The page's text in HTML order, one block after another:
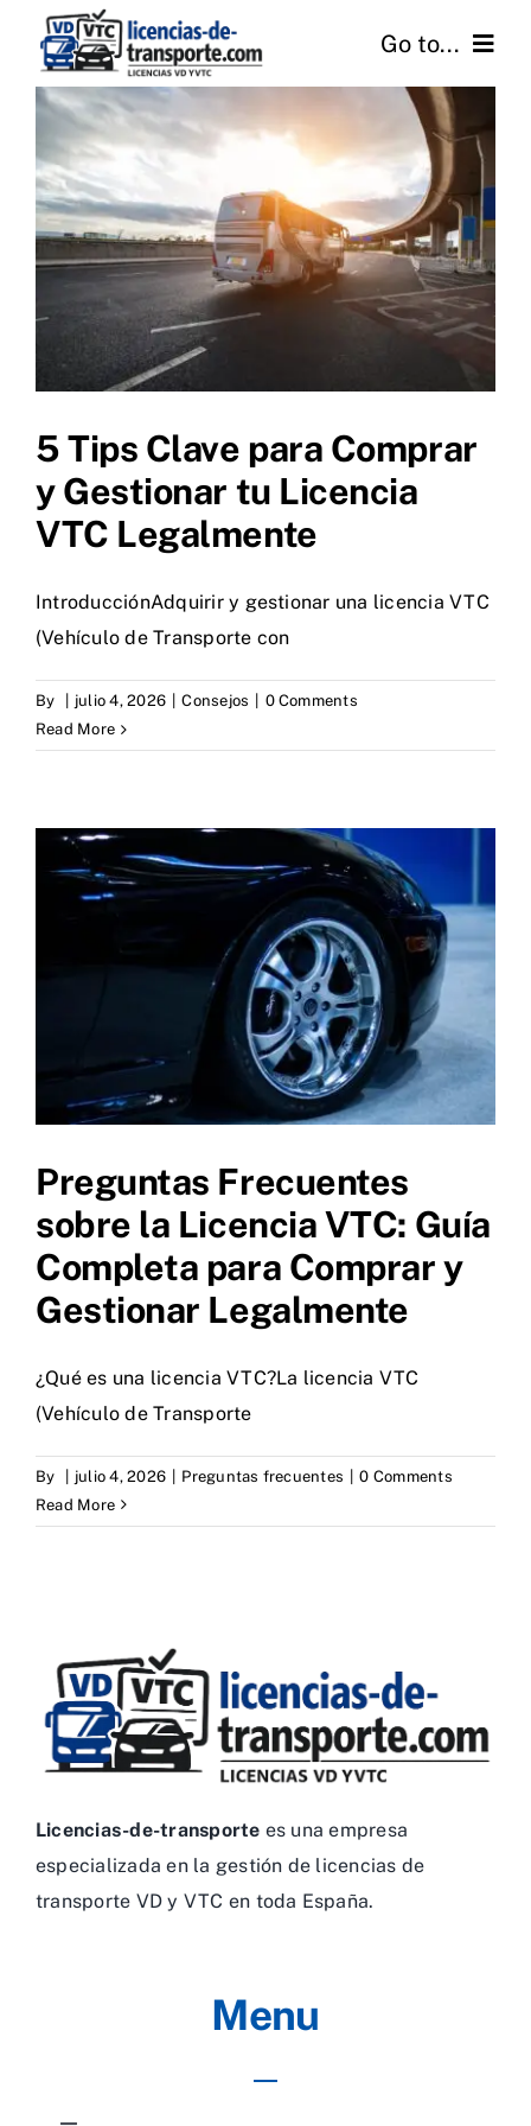
content
Go to...
Inicio
Quiénes Somos
Licencias
Gestión
Servicios
Transporte de Viajeros
FAQ
Contacto
5 Tips Clave para Comprar
y Gestionar tu Licencia
VTC Legalmente
IntroducciónAdquirir y gestionar una licencia VTC
(Vehículo de Transporte con
By julio 4, 2026 Consejos
0 Comments
Read More
Preguntas Frecuentes
sobre la Licencia VTC: Guía
Completa para Comprar y
Gestionar Legalmente
¿Qué es una licencia VTC?La licencia VTC
(Vehículo de Transporte
By | julio 4, 2026 | Preguntas frecuentes | 0 Comments
Read More
Licencias-de-transporte es una empresa
especializada en la gestión de licencias de
transporte VD y VTC en toda España.
Menu